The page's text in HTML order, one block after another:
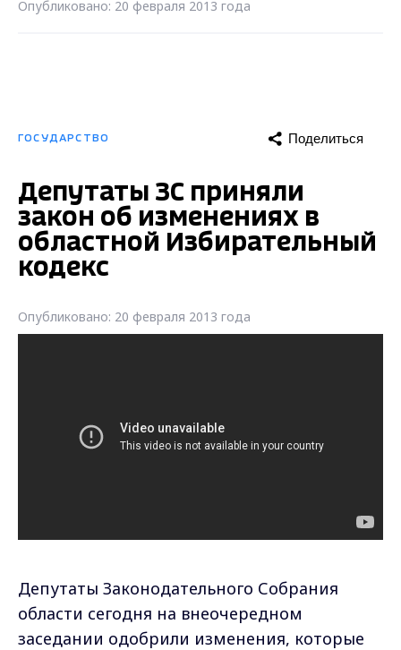
Опубликовано: 20 февраля 2013 года
ГОСУДАРСТВО Поделиться
Депутаты ЗС приняли
закон об изменениях в
областной Избирательный
кодекс
Опубликовано: 20 февраля 2013 года
Депутаты Законодательного Собрания
области сегодня на внеочередном
заседании одобрили изменения, которые